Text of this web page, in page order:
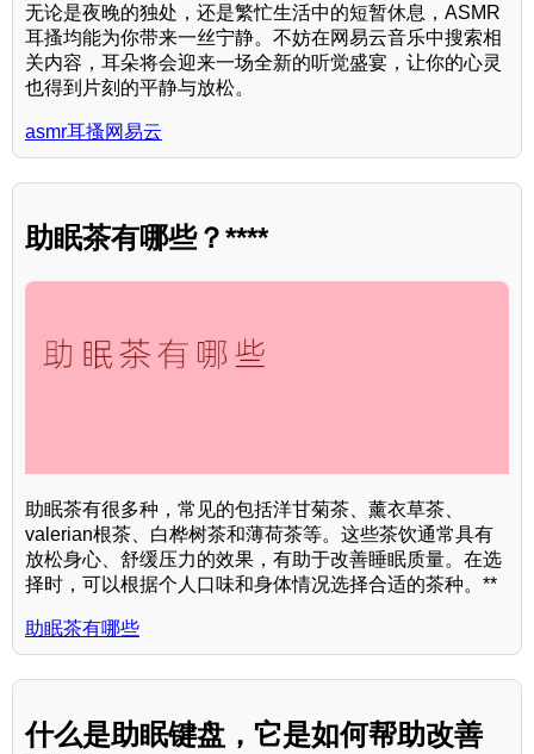
无论是夜晚的独处，还是繁忙生活中的短暂休息，ASMR
耳搔均能为你带来一丝宁静。不妨在网易云音乐中搜索相
关内容，耳朵将会迎来一场全新的听觉盛宴，让你的心灵
也得到片刻的平静与放松。
asmr耳搔网易云
助眠茶有哪些？****
助眠茶有很多种，常见的包括洋甘菊茶、薰衣草茶、
valerian根茶、白桦树茶和薄荷茶等。这些茶饮通常具有
放松身心、舒缓压力的效果，有助于改善睡眠质量。在选
择时，可以根据个人口味和身体情况选择合适的茶种。**
助眠茶有哪些
什么是助眠键盘，它是如何帮助改善